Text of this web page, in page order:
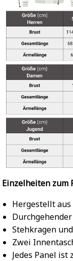
Einzelheiten zum
Hergestellt aus
Stehkragen
Zwei
Jedes Panel